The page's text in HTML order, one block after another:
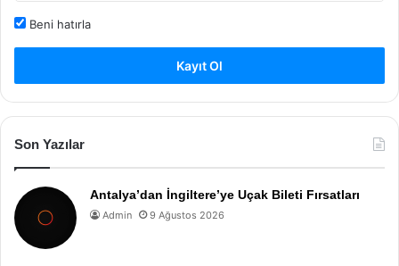
Beni hatırla
Kayıt Ol
Son Yazılar
Antalya’dan İngiltere’ye Uçak Bileti Fırsatları
Admin 9 Ağustos 2026